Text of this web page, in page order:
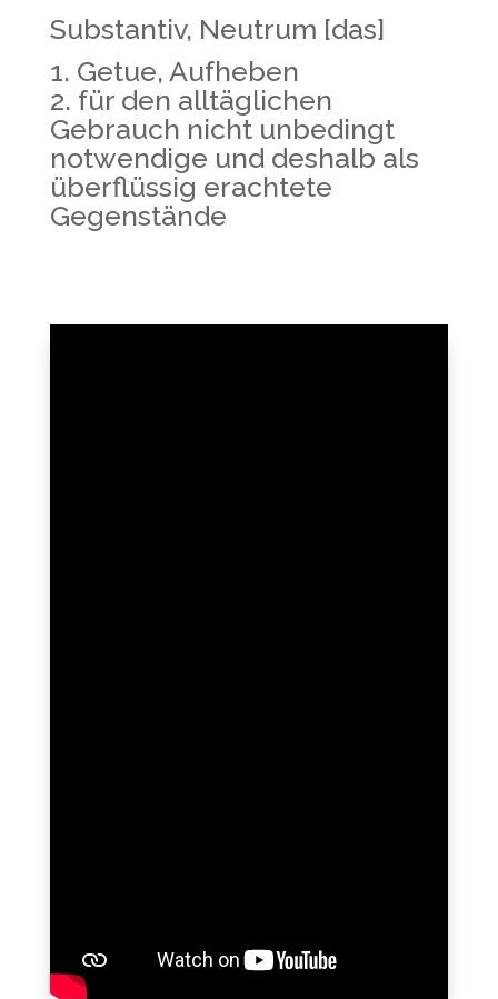
Substantiv, Neutrum [das]
Getue, Aufheben
für den alltäglichen
Gebrauch nicht unbedingt
notwendige und deshalb als
überflüssig erachtete
Gegenstände